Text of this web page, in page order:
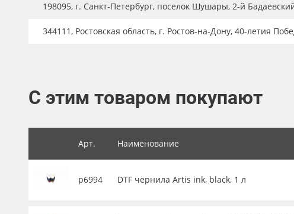
ПЭТ бэклит
Вспененный ПВХ
198095, г. Санкт-Петербург, поселок Шушары, 2-й
344111, Ростовская область, г. Ростов-на-Дону, 40-летия
С этим товаром покупают
Арт. Наименование
р6994 DTF чернила Artis ink, black, 1 л